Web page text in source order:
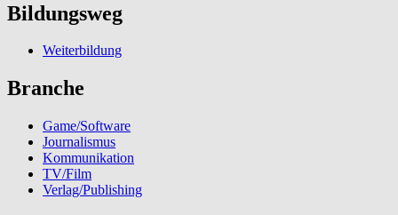
Bildungsweg
Weiterbildung
Branche
Game/Software
Journalismus
Kommunikation
TV/Film
Verlag/Publishing